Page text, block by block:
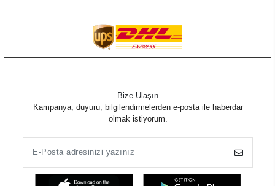
Bize Ulaşın
Kampanya, duyuru, bilgilendirmelerden e-posta ile haberdar
olmak istiyorum.